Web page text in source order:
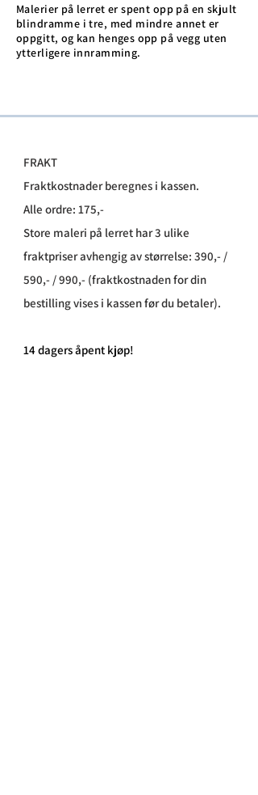
Malerier på lerret er spent opp på en skjult
blindramme i tre, med mindre annet er
oppgitt, og kan henges opp på vegg uten
ytterligere innramming.
FRAKT
Fraktkostnader beregnes i kassen.
Alle ordre: 175,-
Store maleri på lerret har 3 ulike
fraktpriser avhengig av størrelse: 390,- /
590,- / 990,- (fraktkostnaden for din
bestilling vises i kassen før du betaler).
​14 dagers åpent kjøp!